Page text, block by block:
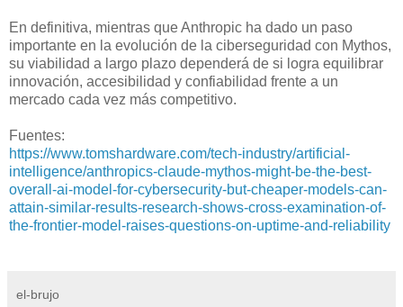
En definitiva, mientras que Anthropic ha dado un paso
importante en la evolución de la ciberseguridad con Mythos,
su viabilidad a largo plazo dependerá de si logra equilibrar
innovación, accesibilidad y confiabilidad frente a un
mercado cada vez más competitivo.
Fuentes:
https://www.tomshardware.com/tech-industry/artificial-
intelligence/anthropics-claude-mythos-might-be-the-best-
overall-ai-model-for-cybersecurity-but-cheaper-models-can-
attain-similar-results-research-shows-cross-examination-of-
the-frontier-model-raises-questions-on-uptime-and-reliability
el-brujo